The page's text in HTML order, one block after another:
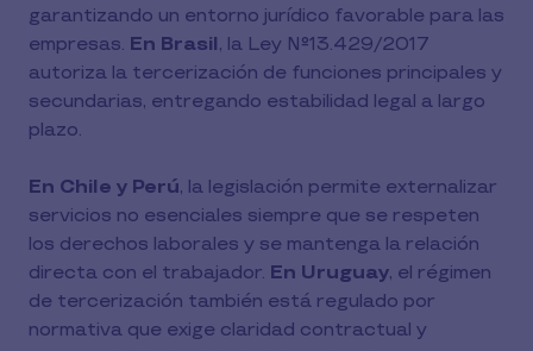
garantizando un entorno jurídico favorable para las
empresas. En Brasil, la Ley N°13.429/2017
autoriza la tercerización de funciones principales y
secundarias, entregando estabilidad legal a largo
plazo.
En Chile y Perú, la legislación permite externalizar
servicios no esenciales siempre que se respeten
los derechos laborales y se mantenga la relación
directa con el trabajador. En Uruguay, el régimen
de tercerización también está regulado por
normativa que exige claridad contractual y